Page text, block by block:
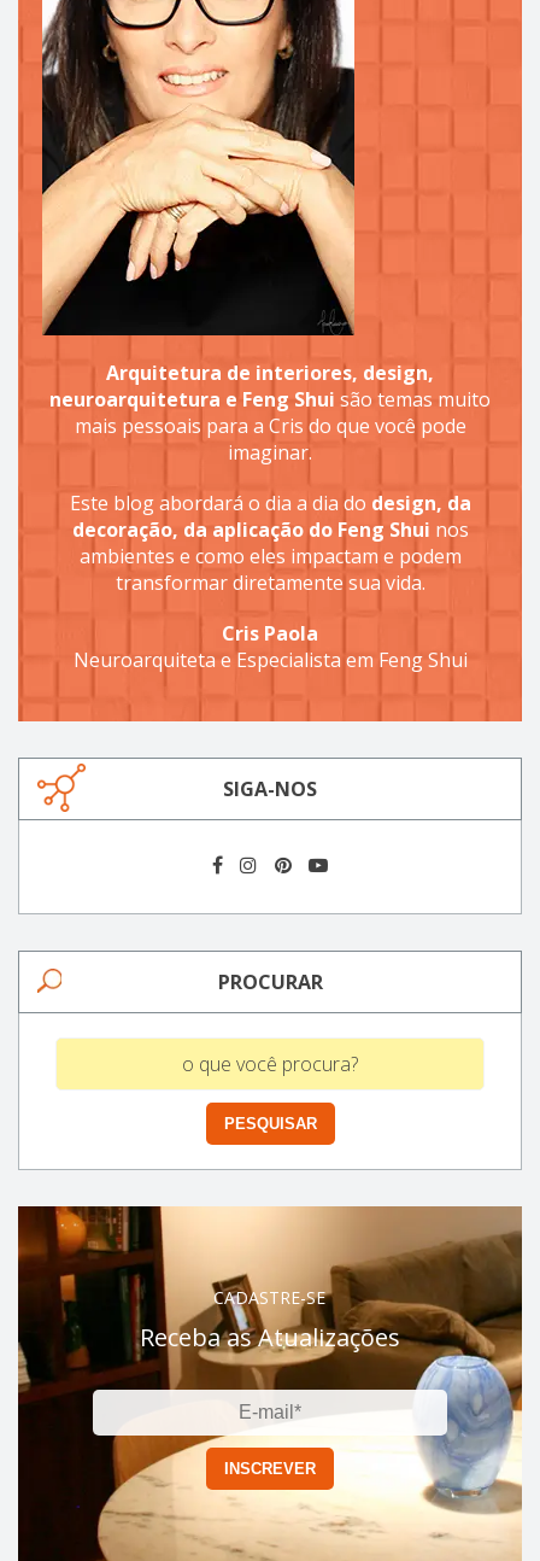
Arquitetura de interiores, design,
neuroarquitetura e Feng Shui são temas muito
mais pessoais para a Cris do que você pode
imaginar.
Este blog abordará o dia a dia do design, da
decoração, da aplicação do Feng Shui nos
ambientes e como eles impactam e podem
transformar diretamente sua vida.
Cris Paola
Neuroarquiteta e Especialista em Feng Shui
SIGA-NOS
PROCURAR
CADASTRE-SE
Receba as Atualizações